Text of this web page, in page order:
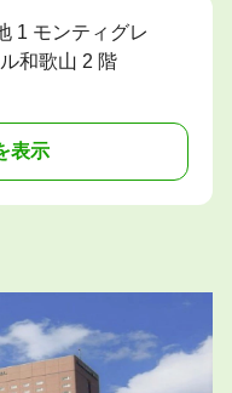
1 モンティグレ
和歌山 2 階
表示